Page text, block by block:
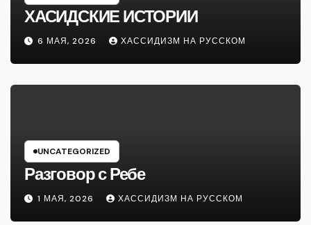
ХАСИДСКИЕ ИСТОРИИ
6 МАЯ, 2026 ХАССИДИЗМ НА РУССКОМ
UNCATEGORIZED
Разговор с Ребе
1 МАЯ, 2026 ХАССИДИЗМ НА РУССКОМ